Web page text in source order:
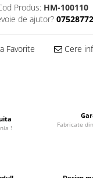
Produs: HM-100110
de ajutor?
Favorite Cere
!
Fabricate